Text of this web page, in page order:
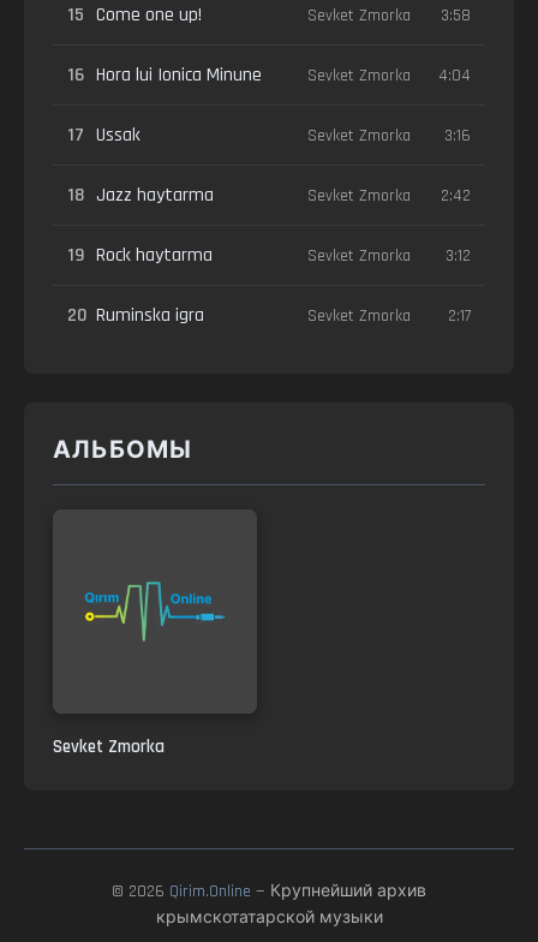
15 Come one up! Sevket Zmorka 3:58
16 Hora lui Ionica Minune Sevket Zmorka 4:04
17 Ussak Sevket Zmorka 3:16
18 Jazz haytarma Sevket Zmorka 2:42
19 Rock haytarma Sevket Zmorka 3:12
20 Ruminska igra Sevket Zmorka 2:17
АЛЬБОМЫ
Sevket Zmorka
© 2026 Qirim.Online — Крупнейший архив
крымскотатарской музыки